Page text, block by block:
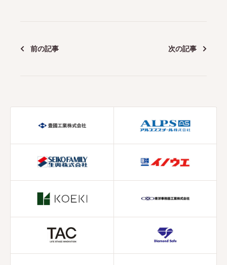
前の記事 次の記事